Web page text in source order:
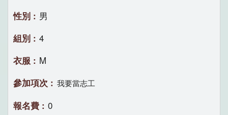
男
4
M
我要當志工
0